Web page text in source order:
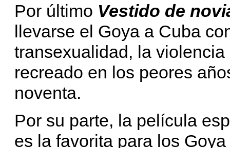
Por último Vestido de
llevarse el Goya a Cuba
transexualidad, la
recreado en los peores
noventa.
Por su parte, la película
es la favorita para los